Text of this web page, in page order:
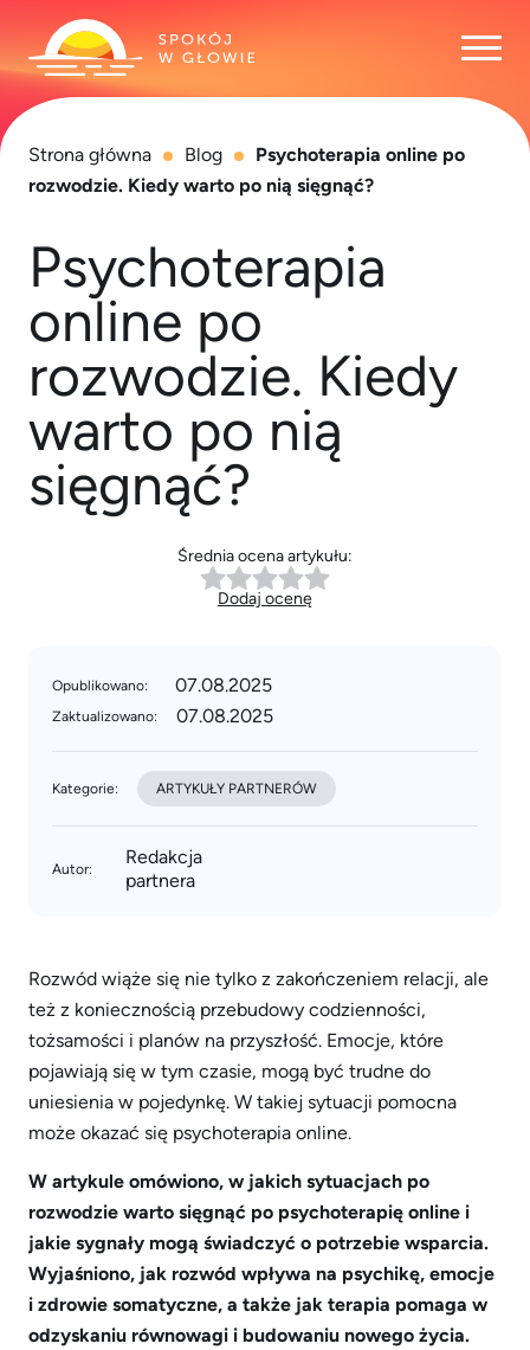
Strona główna Blog
Psychoterapia online po
rozwodzie. Kiedy warto po nią sięgnąć?
Psychoterapia
online po
rozwodzie. Kiedy
warto po nią
sięgnąć?
Średnia ocena artykułu:
Dodaj ocenę
Autor:
Redakcja
partnera
Opublikowano: 07.08.2025
Zaktualizowano: 07.08.2025
Kategorie: ARTYKUŁY PARTNERÓW
Rozwód wiąże się nie tylko z zakończeniem relacji, ale
też z koniecznością przebudowy codzienności,
tożsamości i planów na przyszłość. Emocje, które
pojawiają się w tym czasie, mogą być trudne do
uniesienia w pojedynkę. W takiej sytuacji pomocna
może okazać się psychoterapia online.
W artykule omówiono, w jakich sytuacjach po
rozwodzie warto sięgnąć po psychoterapię online i
jakie sygnały mogą świadczyć o potrzebie wsparcia.
Wyjaśniono, jak rozwód wpływa na psychikę, emocje
i zdrowie somatyczne, a także jak terapia pomaga w
odzyskaniu równowagi i budowaniu nowego życia.